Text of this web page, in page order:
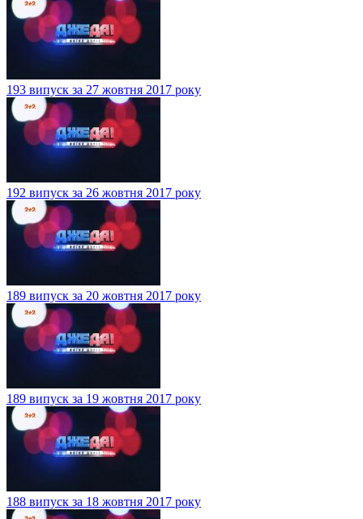
193 випуск за 27 жовтня 2017 року
192 випуск за 26 жовтня 2017 року
189 випуск за 20 жовтня 2017 року
189 випуск за 19 жовтня 2017 року
188 випуск за 18 жовтня 2017 року